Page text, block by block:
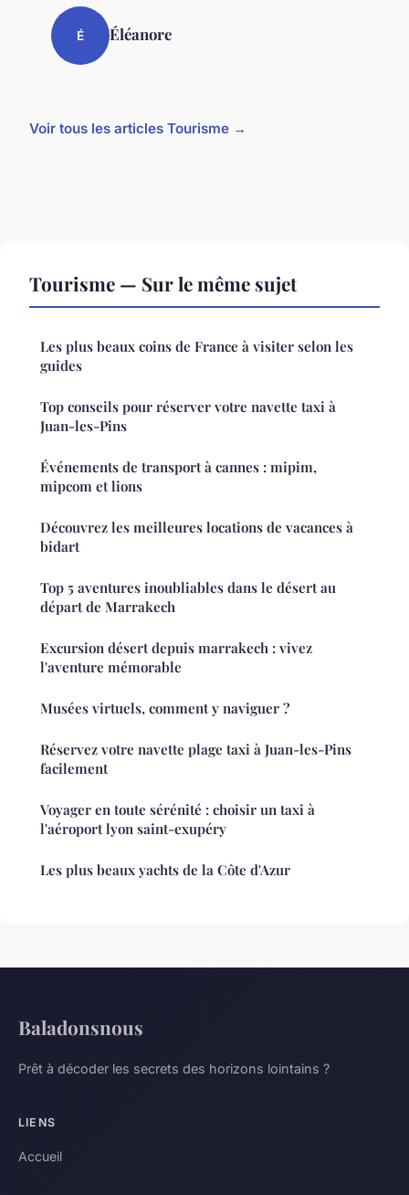
É Éléanore
Voir tous les articles Tourisme →
Tourisme — Sur le même sujet
Les plus beaux coins de France à visiter selon les
guides
Top conseils pour réserver votre navette taxi à
Juan-les-Pins
Événements de transport à cannes : mipim,
mipcom et lions
Découvrez les meilleures locations de vacances à
bidart
Top 5 aventures inoubliables dans le désert au
départ de Marrakech
Excursion désert depuis marrakech : vivez
l'aventure mémorable
Musées virtuels, comment y naviguer ?
Réservez votre navette plage taxi à Juan-les-Pins
facilement
Voyager en toute sérénité : choisir un taxi à
l'aéroport lyon saint-exupéry
Les plus beaux yachts de la Côte d'Azur
Baladonsnous
Prêt à décoder les secrets des horizons lointains ?
LIENS
Accueil